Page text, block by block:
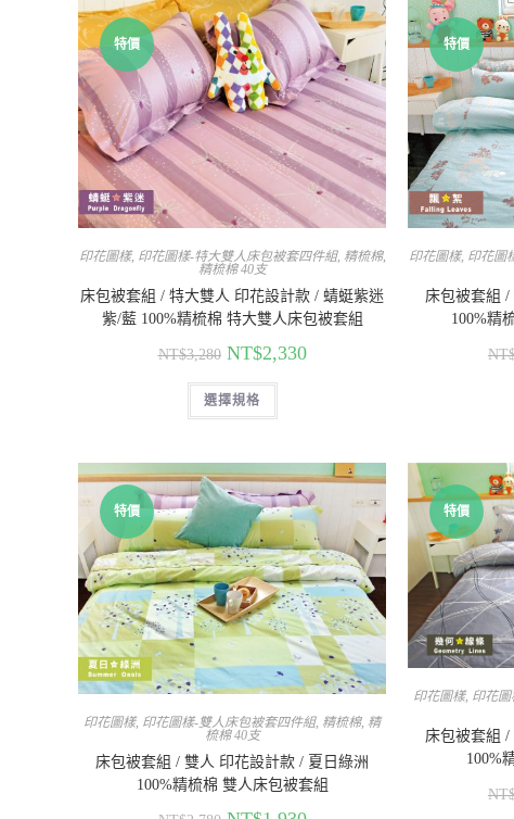
特價
印花圖樣, 印花圖樣-特大雙人床包被套四件組, 精梳棉,
精梳棉 40支
床包被套組 / 特大雙人 印花設計款 / 蜻蜓紫迷
紫/藍 100%精梳棉 特大雙人床包被套組
NT$3,280 NT$2,330
選擇規格
特價
印花圖樣, 印花圖
床包被套組
100%精
特價
印花圖樣, 印花圖樣-雙人床包被套四件組, 精梳棉, 精
梳棉 40支
床包被套組 / 雙人 印花設計款 / 夏日綠洲
100%精梳棉 雙人床包被套組
特價
印花圖樣, 印花
床包被套組
100%